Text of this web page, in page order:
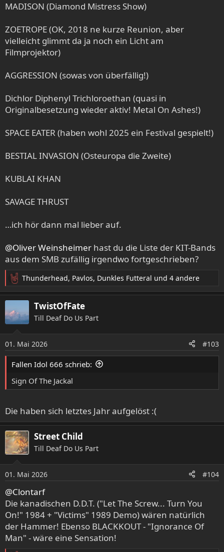
MADISON (Diamond Mistress Show)
ZOETROPE (OK, 2018 ne kurze Reunion, aber
vielleicht glimmt da ja noch ein Licht am
Filmprojektor)
AGGRESSION (sowas von überfällig!)
Dichlor Diphenyl Trichloroethan (quasi in
Originalbesetzung wieder aktiv! Metal On Ashes!)
SPACE EATER (haben wohl 2025 ein Festival gespielt!)
BESTIAL INVASION (Osteuropa die Zweite)
KUBLAI KHAN
SAVAGE THRUST
…ich hör dann mal lieber auf.
@Oliver Weinsheimer hast du die Liste der KIT-Bands
aus dem SMB zufällig irgendwo fortgeschrieben?
R
e
a
k
t
n
e
n
Thunderhead, Pavlos, Dunkles Futteral und 4 andere
TwistOfFate
Till Deaf Do Us Part
01. Mai 2026 #103
Fallen Idol 666 schrieb:
Sign Of The Jackal
Die haben sich letztes Jahr aufgelöst :(
Street Child
Till Deaf Do Us Part
01. Mai 2026 #104
@Clontarf
Die kanadischen D.D.T. ("Let The Screw... Turn You
On!" 1984 + "Victims" 1989 Demo) wären natürlich
der Hammer! Ebenso BLACKKOUT - "Ignorance Of
Man" - wäre eine Sensation!